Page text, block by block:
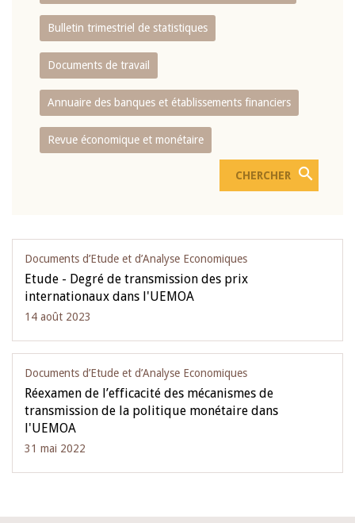
Bulletin trimestriel de statistiques
Documents de travail
Annuaire des banques et établissements financiers
Revue économique et monétaire
Documents d’Etude et d’Analyse Economiques
Etude - Degré de transmission des prix
internationaux dans l'UEMOA
14 août 2023
Documents d’Etude et d’Analyse Economiques
Réexamen de l’efficacité des mécanismes de
transmission de la politique monétaire dans
l'UEMOA
31 mai 2022